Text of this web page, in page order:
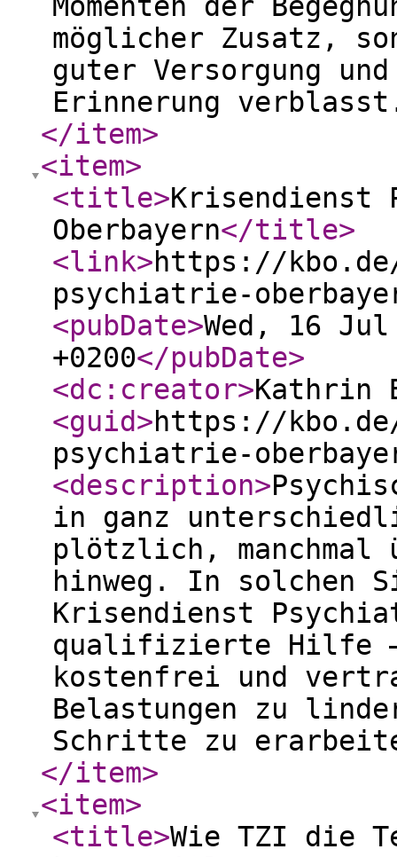
möglicher Zusatz,
guter Versorgung
Erinnerung
</item>
<item>
<title>Krisendienst
Oberbayern</title>
<link>https://
psychiatrie-
<pubDate>Wed, 16
+0200</pubDate>
<dc:creator>Kathrin
<guid>https://
psychiatrie-
<description>
in ganz
plötzlich, manchmal
hinweg. In solchen
Krisendienst
qualifizierte Hilfe –
kostenfrei und
Belastungen zu
Schritte zu
</item>
<item>
<title>Wie TZI die